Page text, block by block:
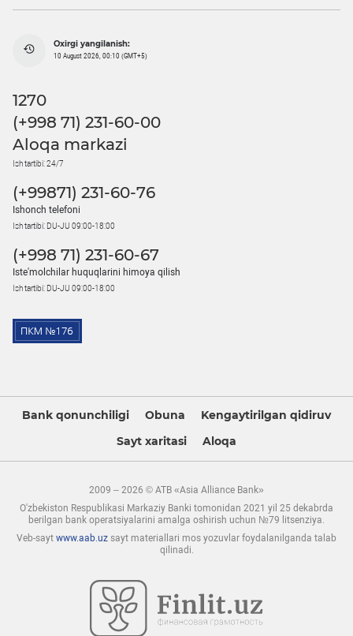
Oxirgi yangilanish:
10 August 2026, 00:10 (GMT+5)
1270
(+998 71) 231-60-00
Aloqa markazi
Ish tartibi: 24/7
(+99871) 231-60-76
Ishonch telefoni
Ish tartibi: DU-JU 09:00-18:00
(+998 71) 231-60-67
Iste'molchilar huquqlarini himoya qilish
Ish tartibi: DU-JU 09:00-18:00
Bank qonunchiligi Obuna
Kengaytirilgan qidiruv
Sayt xaritasi
Aloqa
2009 – 2026 © ATB «Asia Alliance Bank»
O'zbekiston Respublikasi Markaziy Banki tomonidan 2021 yil 25 dekabrda
berilgan bank operatsiyalarini amalga oshirish uchun №79 litsenziya.
Veb-sayt www.aab.uz sayt materiallari mos yozuvlar foydalanilganda talab
qilinadi.